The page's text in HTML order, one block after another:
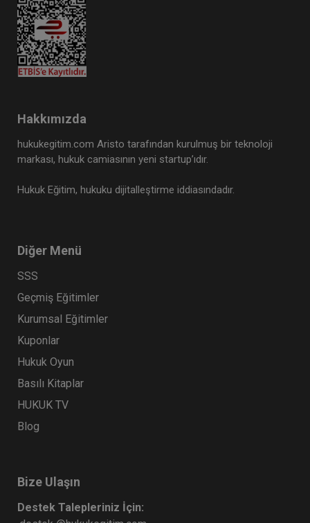
Hakkımızda
hukukegitim.com Aristo tarafından kurulmuş bir teknoloji
markası, hukuk camiasının yeni startup’ıdır.
Hukuk Eğitim, hukuku dijitalleştirme iddiasındadır.
Diğer Menü
SSS
Geçmiş Eğitimler
Kurumsal Eğitimler
Kuponlar
Hukuk Oyun
Basılı Kitaplar
HUKUK TV
Blog
Bize Ulaşın
Destek Talepleriniz İçin: